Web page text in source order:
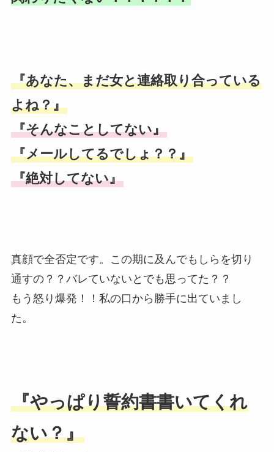
『あなた、まだ女と連絡取り合っている
よね？』
『そんなことしてない』
『メールしてるでしょ？？』
『絶対してない』
真顔で全否定です。この期に及んでもしらを切り
通すの？？バレていないとでも思ってた？？
もう怒り爆発！！私の口から勝手に出ていまし
た。
『やっぱり誓約書書いてくれ
ない？』